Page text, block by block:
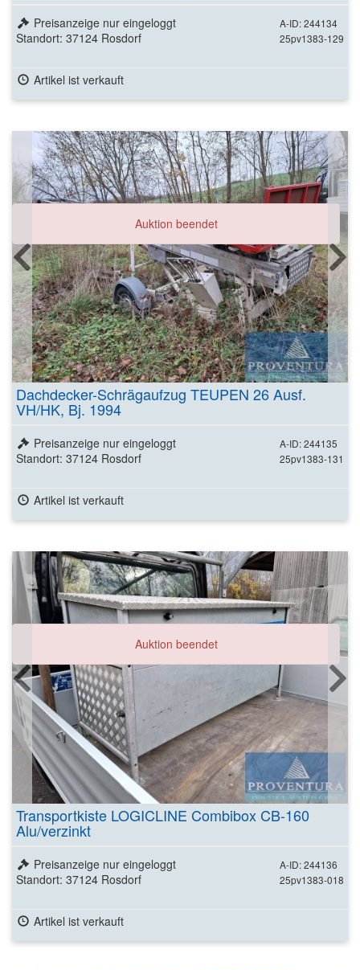
A-ID: 244134
25pv1383-129
Preisanzeige nur eingeloggt
Standort: 37124 Rosdorf
Artikel ist verkauft
Auktion beendet
Dachdecker-Schrägaufzug TEUPEN 26 Ausf.
VH/HK, Bj. 1994
A-ID: 244135
25pv1383-131
Preisanzeige nur eingeloggt
Standort: 37124 Rosdorf
Artikel ist verkauft
Auktion beendet
Transportkiste LOGICLINE Combibox CB-160
Alu/verzinkt
A-ID: 244136
25pv1383-018
Preisanzeige nur eingeloggt
Standort: 37124 Rosdorf
Artikel ist verkauft